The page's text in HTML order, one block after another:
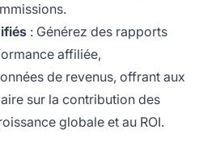
: Générez des rapports
affiliée,
de revenus, offrant aux
sur la contribution des
globale et au ROI.